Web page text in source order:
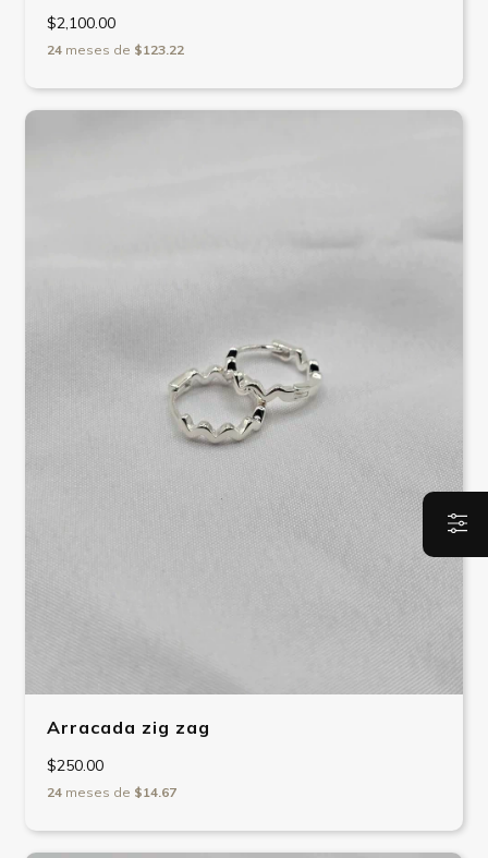
$2,100.00
24 meses de $123.22
Arracada zig zag
$250.00
24 meses de $14.67